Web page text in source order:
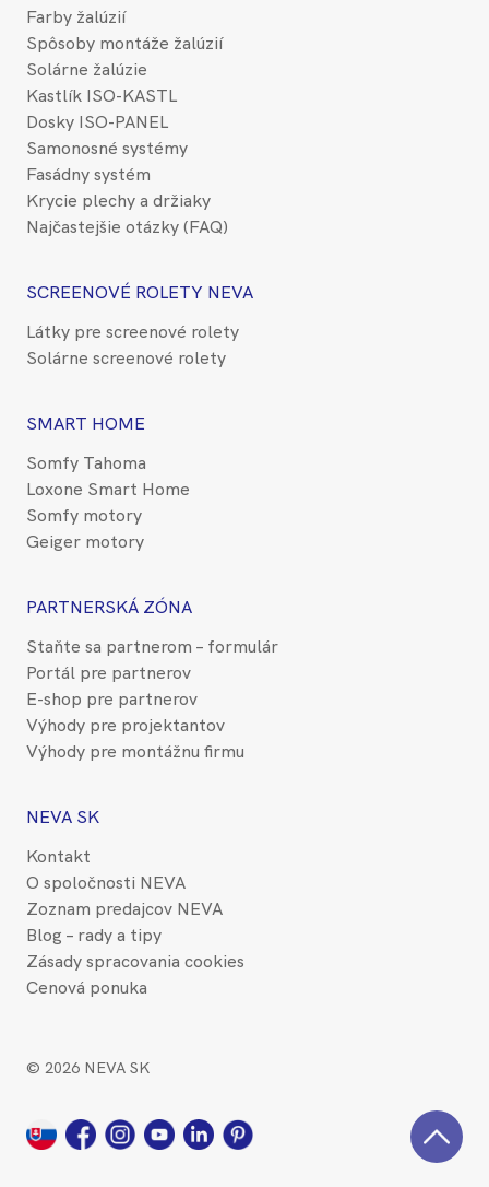
Farby žalúzií
Spôsoby montáže žalúzií
Solárne žalúzie
Kastlík ISO-KASTL
Dosky ISO-PANEL
Samonosné systémy
Fasádny systém
Krycie plechy a držiaky
Najčastejšie otázky (FAQ)
SCREENOVÉ ROLETY NEVA
Látky pre screenové rolety
Solárne screenové rolety
SMART HOME
Somfy Tahoma
Loxone Smart Home
Somfy motory
Geiger motory
PARTNERSKÁ ZÓNA
Staňte sa partnerom – formulár
Portál pre partnerov
E-shop pre partnerov
Výhody pre projektantov
Výhody pre montážnu firmu
NEVA SK
Kontakt
O spoločnosti NEVA
Zoznam predajcov NEVA
Blog – rady a tipy
Zásady spracovania cookies
Cenová ponuka
© 2026 NEVA SK